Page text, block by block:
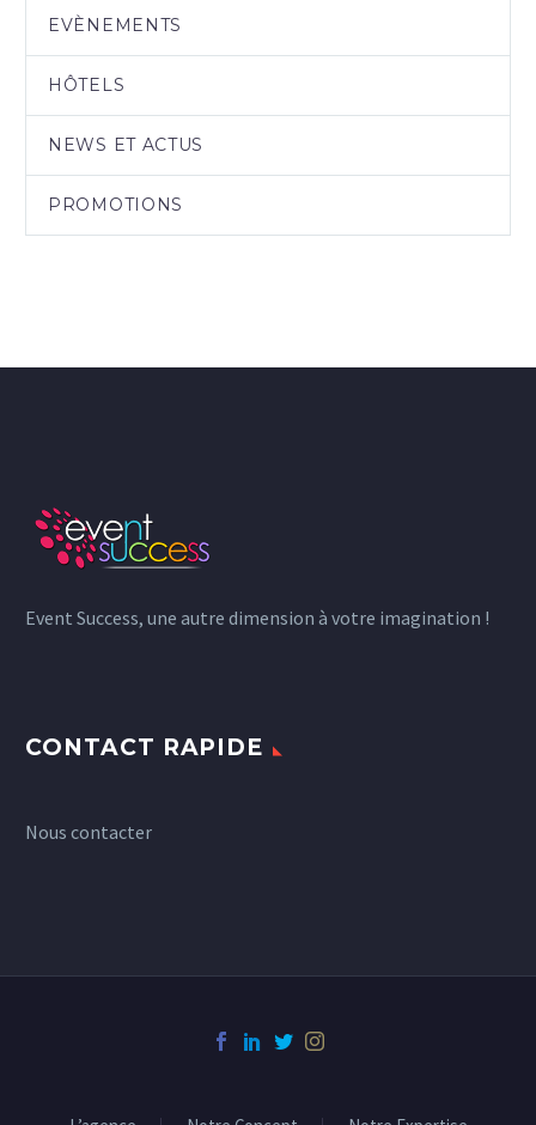
EVÈNEMENTS
HÔTELS
NEWS ET ACTUS
PROMOTIONS
Event Success, une autre dimension à votre imagination !
CONTACT RAPIDE
Nous contacter